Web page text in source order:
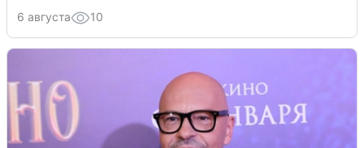
6 августа 10